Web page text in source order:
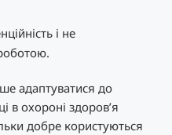
і не
адаптуватися до
в охороні здоров’я
добре користуються